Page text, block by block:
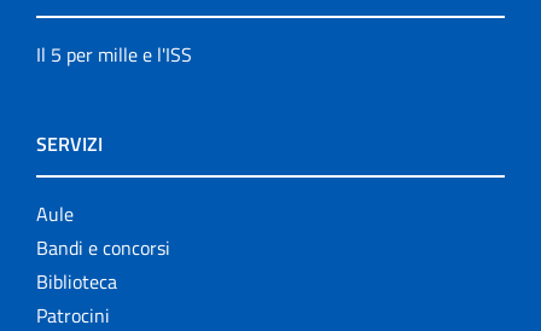
Il 5 per mille e l'ISS
SERVIZI
Aule
Bandi e concorsi
Biblioteca
Patrocini